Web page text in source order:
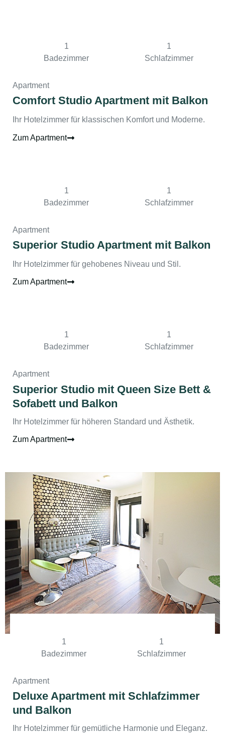
1
Badezimmer
1
Schlafzimmer
Apartment
Comfort Studio Apartment mit Balkon
Ihr Hotelzimmer für klassischen Komfort und Moderne.
Zum Apartment
1
Badezimmer
1
Schlafzimmer
Apartment
Superior Studio Apartment mit Balkon
Ihr Hotelzimmer für gehobenes Niveau und Stil.
Zum Apartment
1
Badezimmer
1
Schlafzimmer
Apartment
Superior Studio mit Queen Size Bett &
Sofabett und Balkon
Ihr Hotelzimmer für höheren Standard und Ästhetik.
Zum Apartment
1
Badezimmer
1
Schlafzimmer
Apartment
Deluxe Apartment mit Schlafzimmer
und Balkon
Ihr Hotelzimmer für gemütliche Harmonie und Eleganz.